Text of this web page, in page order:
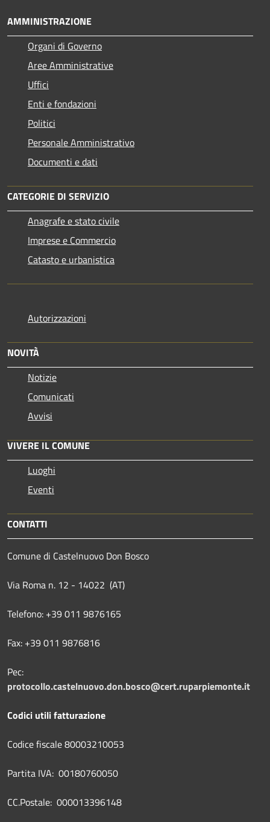
AMMINISTRAZIONE
Organi di Governo
Aree Amministrative
Uffici
Enti e fondazioni
Politici
Personale Amministrativo
Documenti e dati
CATEGORIE DI SERVIZIO
Anagrafe e stato civile
Imprese e Commercio
Catasto e urbanistica
Autorizzazioni
NOVITÀ
Notizie
Comunicati
Avvisi
VIVERE IL COMUNE
Luoghi
Eventi
CONTATTI
Comune di Castelnuovo Don Bosco
Via Roma n. 12 - 14022 (AT)
Telefono: +39 011 9876165
Fax: +39 011 9876816
Pec:
protocollo.castelnuovo.don.bosco@cert.ruparpiemonte.it
Codici utili fatturazione
Codice fiscale 80003210053
Partita IVA: 00180760050
CC.Postale: 000013396148